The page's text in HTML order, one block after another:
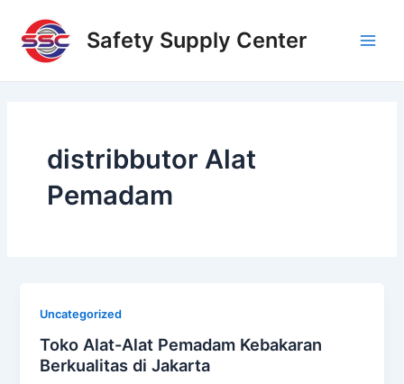
content
Safety Supply Center
distribbutor Alat
Pemadam
Uncategorized
Toko Alat-Alat Pemadam Kebakaran
Berkualitas di Jakarta